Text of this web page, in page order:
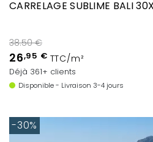
CARRELAGE SUBLIME BALI
38.50 €
26,95 € TTC/m²
Déjà 361+ clients
Disponible - Livraison 3-4 jours
-30%